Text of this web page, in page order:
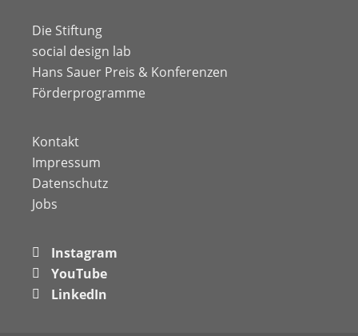
Die Stiftung
social design lab
Hans Sauer Preis & Konferenzen
Förderprogramme
Kontakt
Impressum
Datenschutz
Jobs
Instagram
YouTube
LinkedIn